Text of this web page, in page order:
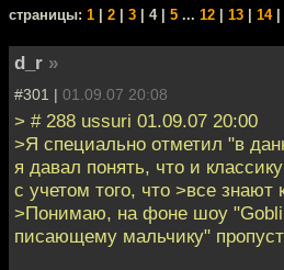
cтраницы: 1 2 3 | 4 | 5 ... 12 13 14|
d_r »
#301 | 01.09.07 20:08
> # 288 ussuri 01.09.07 20:00
>Я специально отметил "в
я давал понять, что и
с учетом того, что >все знают
>Понимаю, на фоне шоу
писающему мальчику"